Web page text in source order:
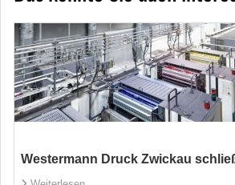
Westermann Druck Zwickau